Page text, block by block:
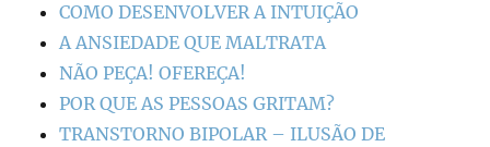
COMO DESENVOLVER A INTUIÇÃO
A ANSIEDADE QUE MALTRATA
NÃO PEÇA! OFEREÇA!
POR QUE AS PESSOAS GRITAM?
TRANSTORNO BIPOLAR – ILUSÃO DE